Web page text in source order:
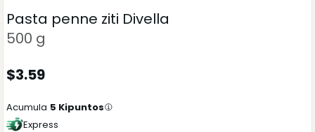
Pasta penne ziti Divella
500 g
$3.59
Acumula 5 Kipuntos
Express